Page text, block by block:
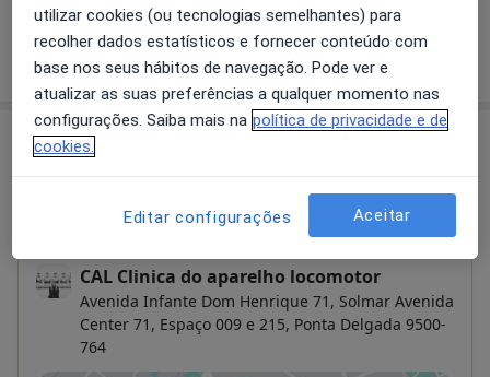
Como mostramos os preços?
Consultórios (3)
Morada 3
CAL Clinica do aparelho locomotor
Avenida Infante Dom Henrique 71, Solmar Avenida
Center 71, Espaço 009 e 215, Ponta Delgada 9500-
764
utilizar cookies (ou tecnologias semelhantes) para
recolher dados estatísticos e fornecer conteúdo com
base nos seus hábitos de navegação. Pode ver e
atualizar as suas preferências a qualquer momento nas
configurações. Saiba mais na política de privacidade e de
cookies.
Editar configurações Aceitar